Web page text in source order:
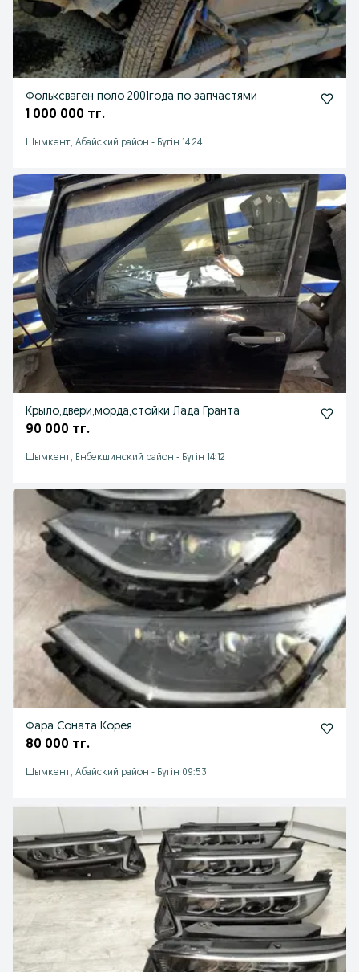
Фольксваген поло 2001года по запчастями
1 000 000 тг.
Шымкент, Абайский район - Бүгін 14:24
Крыло,двери,морда,стойки Лада Гранта
90 000 тг.
Шымкент, Енбекшинский район - Бүгін 14:12
Фара Соната Корея
80 000 тг.
Шымкент, Абайский район - Бүгін 09:53